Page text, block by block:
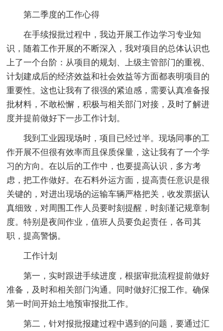
第二季度的工作心得
在手续报批过程中，我边开展工作边学习专业知
识，随着工作开展的不断深入，我对项目的总体认识也
上了一个台阶：从项目的规划、上级主管部门的重视、
计划建成后的经济效益和社会效益等方面都表明项目的
重要性。这也让我有了很强的紧迫感，需要认真准备报
批材料，不敢松懈，积极与相关部门对接，及时了解进
度并提前做好下一步工作计划。
我到工业园现场时，项目已经过半。现场同事的工
作开展不但很有效率而且保质保量，这让我有了一个学
习的方向。在以后的工作中，也要提高认识，多方考
虑，把工作做好。在石料外运方面，提高责任意识是很
关键的，对进出现场的运输车辆严格把关，收发票据认
真细致，对周围工作人员要时刻提醒，时刻谨记规章制
度。特别是夜间作业，值班人员要负起责任，各司其
职，提高警惕。
工作计划
第一，实时跟进手续进度，根据审批流程提前做好
准备，及时和相关部门沟通。同时做好汇报工作。确保
第一时间开始土地预审报批工作。
第二，针对报批报建过程中遇到的问题，要通过汇